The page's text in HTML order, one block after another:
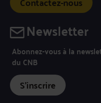
Newsletter
Abonnez-vous à la
du CNB
S'inscrire